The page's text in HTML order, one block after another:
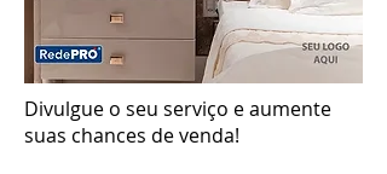
Divulgue o seu serviço e aumente
suas chances de venda!